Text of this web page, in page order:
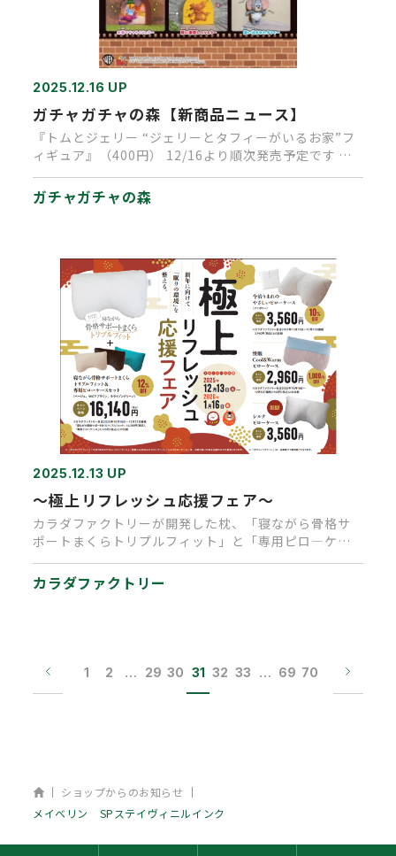
2025.12.16 UP
ガチャガチャの森【新商品ニュース】
『トムとジェリー “ジェリーとタフィーがいるお家”フ
ィギュア』（400円） 12/16より順次発売予定です ★
お部屋の…
ガチャガチャの森
2025.12.13 UP
～極上リフレッシュ応援フェア～
カラダファクトリーが開発した枕、「寝ながら骨格サ
ポートまくらトリプルフィット」と「専用ピロ―ケー
ス」がセットでお得にお買…
カラダファクトリー
1 2 … 29 30 31 32 33 … 69 70
ホーム
ショップからのお知らせ
メイベリン SPステイヴィニルインク